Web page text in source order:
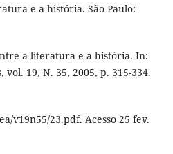
e a história. São Paulo:
a literatura e a história. In:
vol. 19, N. 35, 2005, p. 315-334.
v19n55/23.pdf. Acesso 25 fev.